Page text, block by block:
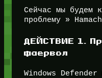
Сейчас мы будем
проблему »
ДЕЙСТВИЕ 1.
фаервол
Windows Defender